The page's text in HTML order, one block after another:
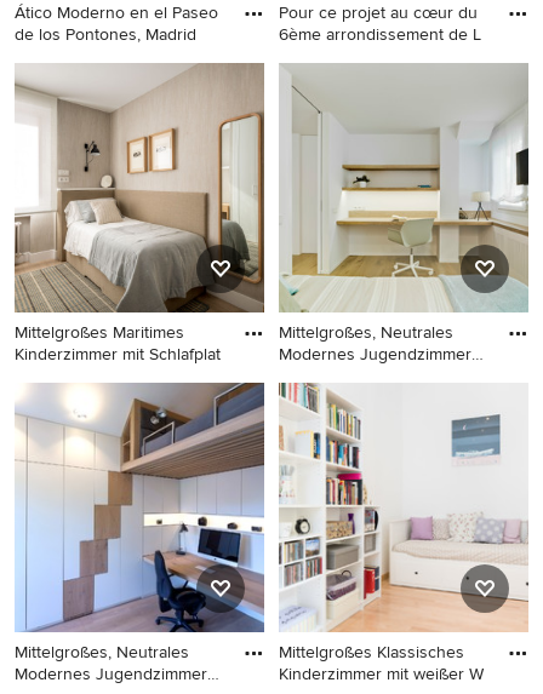
Ático Moderno en el Paseo
de los Pontones, Madrid
Mittelgroßes, Neutrales
Modernes Kinderzimmer mit
Arbeitsecke, braunem
Holzboden und
Tapetenwänden in Madrid
Pour ce projet au cœur du
6ème arrondissement de L
Mittelgroßes, Neutrales
Modernes Jugendzimmer mit
Schlafplatz, blauer
Holzboden in Lyon
Mittelgroßes Maritimes
Kinderzimmer mit Schlafplat
Mittelgroßes Maritimes
Kinderzimmer mit
Schlafplatz, beiger
Wandfarbe, Laminat und
Tapetenwänden in Bilbao
Mittelgroßes, Neutrales
Modernes Jugendzimmer
Mittelgroßes, Neutrales
Modernes Jugendzimmer mit
Arbeitsecke, weißer
Wandfarbe und hellem
Holzboden in Sonstige
Mittelgroßes, Neutrales
Modernes Jugendzimmer
Mittelgroßes Klassisches
Kinderzimmer mit weißer W